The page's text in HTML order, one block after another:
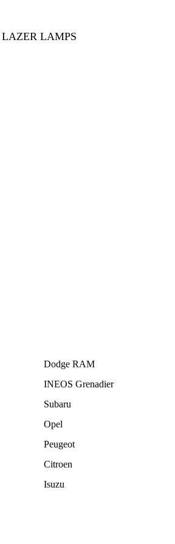
LAZER LAMPS
Dodge RAM
INEOS Grenadier
Subaru
Opel
Peugeot
Citroen
Isuzu